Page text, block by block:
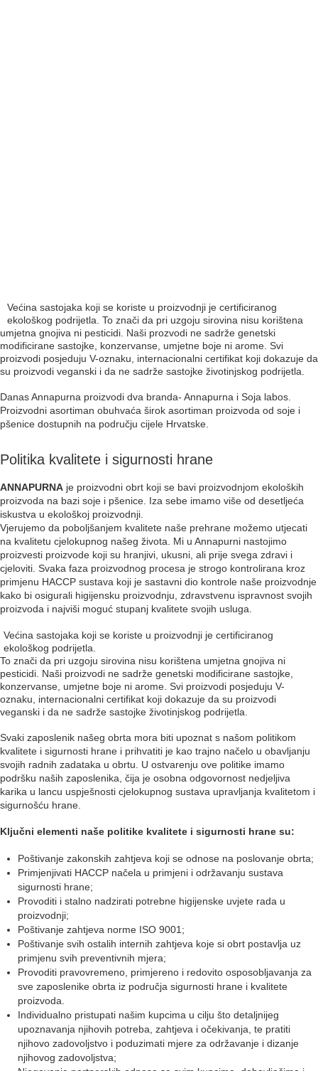
Većina sastojaka koji se koriste u proizvodnji je certificiranog
ekološkog podrijetla. To znači da pri uzgoju sirovina nisu korištena
umjetna gnojiva ni pesticidi. Naši prozvodi ne sadrže genetski
modificirane sastojke, konzervanse, umjetne boje ni arome. Svi
proizvodi posjeduju V-oznaku, internacionalni certifikat koji dokazuje da
su proizvodi veganski i da ne sadrže sastojke životinjskog podrijetla.
Danas Annapurna proizvodi dva branda- Annapurna i Soja labos.
Proizvodni asortiman obuhvaća širok asortiman proizvoda od soje i
pšenice dostupnih na području cijele Hrvatske.
Politika kvalitete i sigurnosti hrane
ANNAPURNA je proizvodni obrt koji se bavi proizvodnjom ekoloških
proizvoda na bazi soje i pšenice. Iza sebe imamo više od desetljeća
iskustva u ekološkoj proizvodnji.
Vjerujemo da poboljšanjem kvalitete naše prehrane možemo utjecati
na kvalitetu cjelokupnog našeg života. Mi u Annapurni nastojimo
proizvesti proizvode koji su hranjivi, ukusni, ali prije svega zdravi i
cjeloviti. Svaka faza proizvodnog procesa je strogo kontrolirana kroz
primjenu HACCP sustava koji je sastavni dio kontrole naše proizvodnje
kako bi osigurali higijensku proizvodnju, zdravstvenu ispravnost svojih
proizvoda i najviši moguć stupanj kvalitete svojih usluga.
Većina sastojaka koji se koriste u proizvodnji je certificiranog
ekološkog podrijetla.
To znači da pri uzgoju sirovina nisu korištena umjetna gnojiva ni
pesticidi. Naši proizvodi ne sadrže genetski modificirane sastojke,
konzervanse, umjetne boje ni arome. Svi proizvodi posjeduju V-
oznaku, internacionalni certifikat koji dokazuje da su proizvodi
veganski i da ne sadrže sastojke životinjskog podrijetla.
Svaki zaposlenik našeg obrta mora biti upoznat s našom politikom
kvalitete i sigurnosti hrane i prihvatiti je kao trajno načelo u obavljanju
svojih radnih zadataka u obrtu. U ostvarenju ove politike imamo
podršku naših zaposlenika, čija je osobna odgovornost nedjeljiva
karika u lancu uspješnosti cjelokupnog sustava upravljanja kvalitetom i
sigurnošću hrane.
Ključni elementi naše politike kvalitete i sigurnosti hrane su:
Poštivanje zakonskih zahtjeva koji se odnose na poslovanje obrta;
Primjenjivati HACCP načela u primjeni i održavanju sustava
sigurnosti hrane;
Provoditi i stalno nadzirati potrebne higijenske uvjete rada u
proizvodnji;
Poštivanje zahtjeva norme ISO 9001;
Poštivanje svih ostalih internih zahtjeva koje si obrt postavlja uz
primjenu svih preventivnih mjera;
Provoditi pravovremeno, primjereno i redovito osposobljavanja za
sve zaposlenike obrta iz područja sigurnosti hrane i kvalitete
proizvoda.
Individualno pristupati našim kupcima u cilju što detaljnijeg
upoznavanja njihovih potreba, zahtjeva i očekivanja, te pratiti
njihovo zadovoljstvo i poduzimati mjere za održavanje i dizanje
njihovog zadovoljstva;